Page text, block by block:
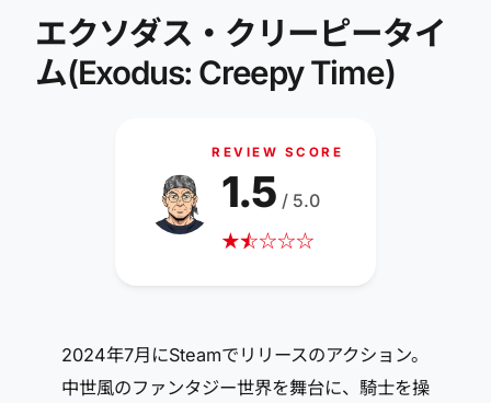
エクソダス・クリーピータイ
ム(Exodus: Creepy Time)
REVIEW SCORE
★☆
★☆☆☆
1.5 / 5.0
2024年7月にSteamでリリースのアクション。
中世風のファンタジー世界を舞台に、騎士を操